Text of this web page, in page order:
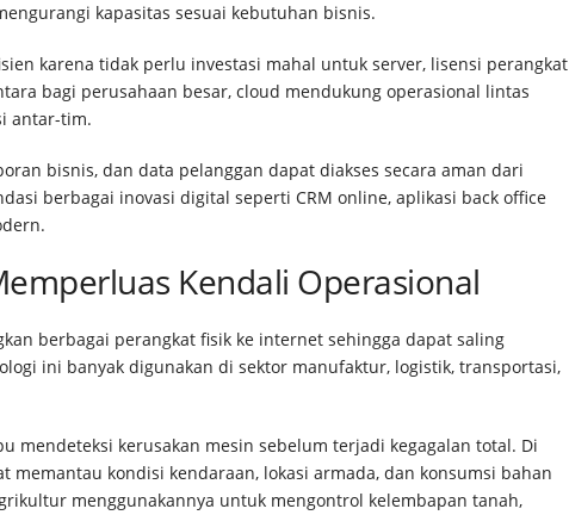
kapasitas sesuai kebutuhan bisnis.
karena tidak perlu investasi mahal untuk server, lisensi perangkat
bagi perusahaan besar, cloud mendukung operasional lintas
antar-tim.
bisnis, dan data pelanggan dapat diakses secara aman dari
berbagai inovasi digital seperti CRM online, aplikasi back office
Kendali Operasional
berbagai perangkat fisik ke internet sehingga dapat saling
ini banyak digunakan di sektor manufaktur, logistik, transportasi,
mendeteksi kerusakan mesin sebelum terjadi kegagalan total. Di
memantau kondisi kendaraan, lokasi armada, dan konsumsi bahan
menggunakannya untuk mengontrol kelembapan tanah,